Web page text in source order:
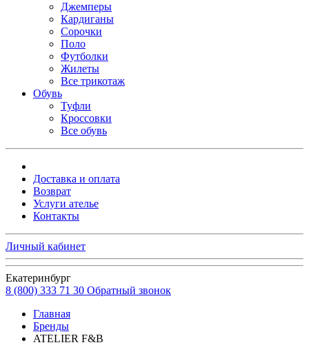
Джемперы
Кардиганы
Сорочки
Поло
Футболки
Жилеты
Все трикотаж
Обувь
Туфли
Кроссовки
Все обувь
Доставка и оплата
Возврат
Услуги ателье
Контакты
Личный кабинет
Екатеринбург
8 (800) 333 71 30 Обратный звонок
Главная
Бренды
ATELIER F&B